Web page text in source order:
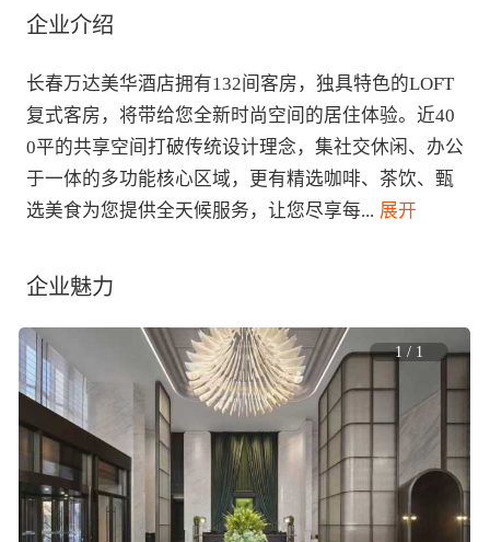
企业介绍
长春万达美华酒店拥有132间客房，独具特色的LOFT
复式客房，将带给您全新时尚空间的居住体验。近40
0平的共享空间打破传统设计理念，集社交休闲、办公
于一体的多功能核心区域，更有精选咖啡、茶饮、甄
选美食为您提供全天候服务，让您尽享每... 展开
企业魅力
1 / 1